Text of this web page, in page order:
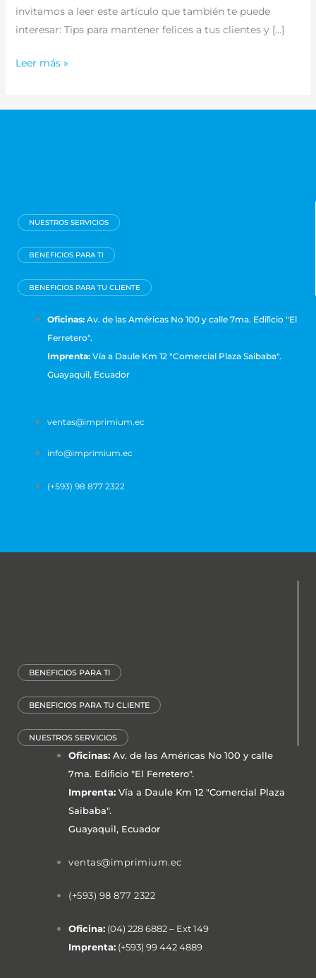
invitamos a leer este artículo que también te puede
interesar: Tips para mantener felices a tus clientes y […]
Leer más »
NUESTROS SERVICIOS
BENEFICIOS PARA TI
BENEFICIOS PARA TU CLIENTE
Oficinas: Av. de las Américas No 100 y calle 7ma. Ediﬁcio "El
Ferretero".
Imprenta: Vía a Daule Km 12 "Comercial Plaza Saibaba".
Guayaquil, Ecuador
ventas@imprimium.ec
info@imprimium.ec
(+593) 98 877 2322
BENEFICIOS PARA TI
BENEFICIOS PARA TU CLIENTE
NUESTROS SERVICIOS
Oficinas: Av. de las Américas No 100 y calle
7ma. Ediﬁcio "El Ferretero".
Imprenta: Vía a Daule Km 12 "Comercial Plaza
Saibaba".
Guayaquil, Ecuador
ventas@imprimium.ec
(+593) 98 877 2322
Oficina: (04) 228 6882 – Ext 149
Imprenta: (+593) 99 442 4889